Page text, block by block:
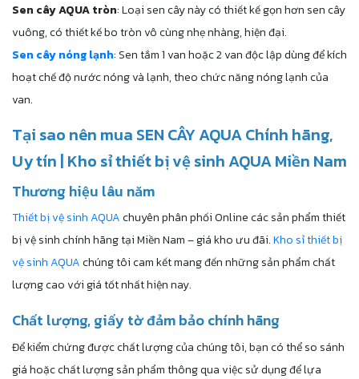
Sen cây AQUA tròn: Loại sen cây này có thiết kế gọn hơn sen cây
vuông, có thiết kế bo tròn vô cùng nhẹ nhàng, hiện đại.
Sen cây nóng lạnh: Sen tắm 1 van hoặc 2 van độc lập dùng để kích
hoạt chế độ nước nóng và lạnh, theo chức năng nóng lạnh của
van.
Tại sao nên mua SEN CÂY AQUA Chính hãng,
Uy tín | Kho sỉ thiết bị vệ sinh AQUA Miền Nam
Thương hiệu lâu năm
Thiết bị vệ sinh AQUAchuyên phân phối Online các sản phẩm thiết
bị vệ sinh chính hãng tại Miền Nam – giá kho ưu đãi.Kho sỉ thiết bị
vệ sinh AQUAchúng tôi cam kết mang đến những sản phẩm chất
lượng cao với giá tốt nhất hiện nay.
Chất lượng, giấy tờ đảm bảo chính hãng
Để kiểm chứng được chất lượng của chúng tôi, bạn có thể so sánh
giá hoặc chất lượng sản phẩm thông qua việc sử dụng để lựa